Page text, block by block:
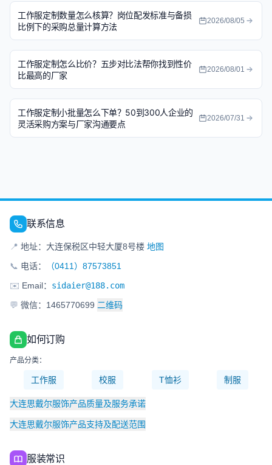
工作服定制数量怎么核算？岗位配发标准与备损
比例下的采购总量计算方法
2026/08/05
工作服定制怎么比价？五步对比法帮你找到性价
比最高的厂家
2026/08/01
工作服定制小批量怎么下单？50到300人企业的
灵活采购方案与厂家沟通要点
2026/07/31
联系信息
📍 地址：大连保税区中轻大厦8号楼 地图
📞 电话：
（0411）87573851
✉️ Email： sidaier@188.com
💬 微信：1465770699 二维码
如何订购
产品分类：
工作服 校服 T恤衫 制服
大连思戴尔服饰产品质量及服务承诺
大连思戴尔服饰产品支持及配送范围
服装常识